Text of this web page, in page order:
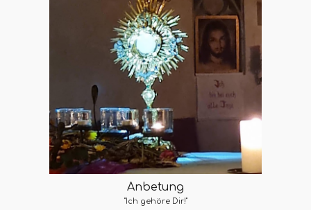
Anbetung
"Ich gehöre Dir!"